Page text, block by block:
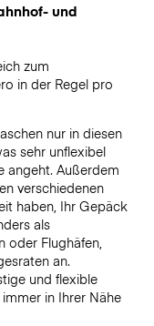
und
zum
in der Regel pro
nur in diesen
sehr unflexibel
angeht. Außerdem
verschiedenen
haben, Ihr Gepäck
als
oder Flughäfen,
an.
und flexible
in Ihrer Nähe